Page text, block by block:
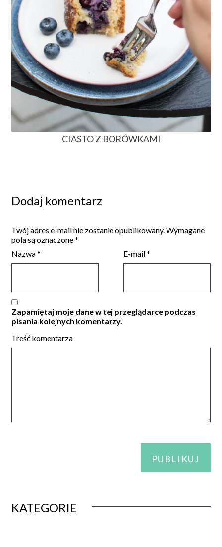
CIASTO Z BORÓWKAMI
Dodaj komentarz
Twój adres e-mail nie zostanie opublikowany.Wymagane
pola są oznaczone*
Nazwa* E-mail*
Zapamiętaj moje dane w tej przeglądarce podczas
pisania kolejnych komentarzy.
Treść komentarza
KATEGORIE